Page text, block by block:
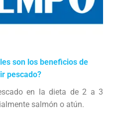
son los beneficios de
pescado?
en la dieta de 2 a 3
salmón o atún.